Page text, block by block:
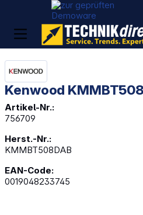
Kenwood
Artikel-Nr.:
756709
Herst.-Nr.:
KMMBT508DAB
EAN-Code:
0019048233745